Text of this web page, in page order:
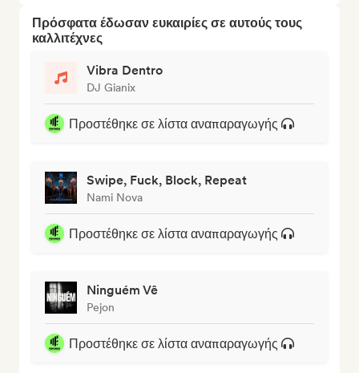
Πρόσφατα έδωσαν ευκαιρίες σε αυτούς τους
καλλιτέχνες
Vibra Dentro
DJ Gianix
Προστέθηκε σε λίστα αναπαραγωγής
Swipe, Fuck, Block, Repeat
Nami Nova
Προστέθηκε σε λίστα αναπαραγωγής
Ninguém Vê
Pejon
Προστέθηκε σε λίστα αναπαραγωγής